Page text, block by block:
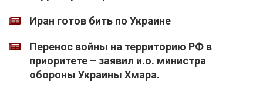
Иран готов бить по Украине
Перенос войны на территорию РФ в
приоритете – заявил и.о. министра
обороны Украины Хмара.